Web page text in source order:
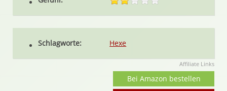
Schlagworte: Hexe
Affiliate Links
Bei Amazon bestellen